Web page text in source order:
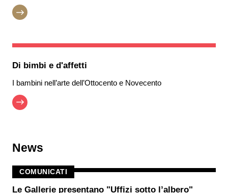
Di bimbi e d'affetti
I bambini nell’arte dell’Ottocento e Novecento
News
COMUNICATI
Le Gallerie presentano "Uffizi sotto l’albero"